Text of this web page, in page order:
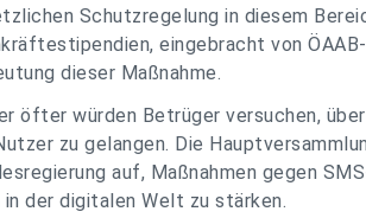
Schutzregelung in diesem
eingebracht von
dieser Maßnahme.
öfter würden Betrüger versuchen,
zu gelangen. Die
auf, Maßnahmen gegen
in der digitalen Welt zu stärken.